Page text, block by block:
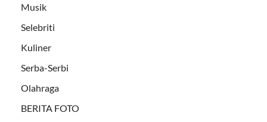
Musik
Selebriti
Kuliner
Serba-Serbi
Olahraga
BERITA FOTO